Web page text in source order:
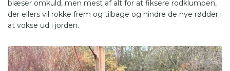
blæser omkuld, men mest af alt for at fiksere rodklumpen,
der ellers vil rokke frem og tilbage og hindre de nye rødder i
at vokse ud i jorden.